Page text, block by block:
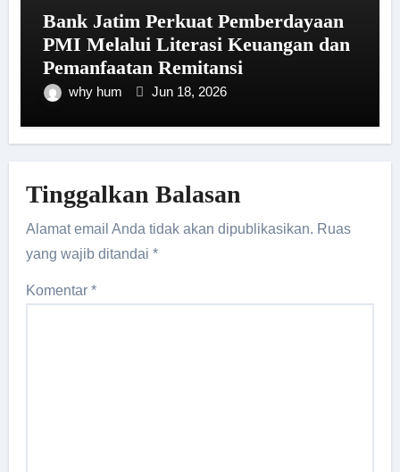
Bank Jatim Perkuat Pemberdayaan
PMI Melalui Literasi Keuangan dan
Pemanfaatan Remitansi
why hum Jun 18, 2026
Tinggalkan Balasan
Alamat email Anda tidak akan dipublikasikan. Ruas
yang wajib ditandai*
Komentar*